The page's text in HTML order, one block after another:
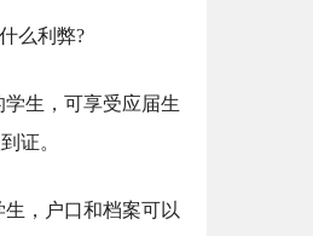
么利弊?
生，可享受应届生
证。
，户口和档案可以